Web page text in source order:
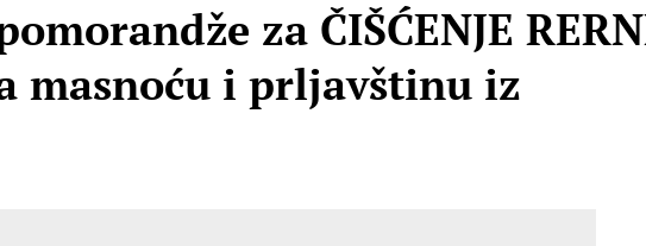
za ČIŠĆENJE
masnoću i prljavštinu iz